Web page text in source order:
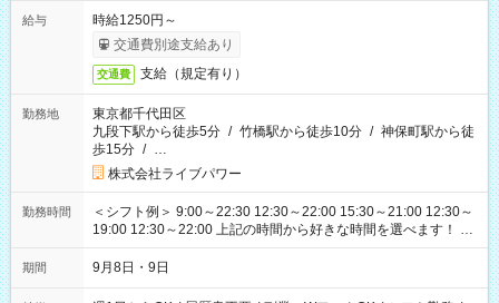
給与
時給1250円～
交通費別途支給あり
交通費 支給（規定有り）
勤務地
東京都千代田区
九段下駅から徒歩5分 / 竹橋駅から徒歩10分 / 神保町駅から徒
歩15分 / …
株式会社ライブパワー
勤務時間
＜シフト例＞ 9:00～22:30 12:30～22:00 15:30～21:00 12:30～
19:00 12:30～22:00 上記の時間から好きな時間を選べます！ ※
時間は変更となる可能性があります
期間 9月8日・9日